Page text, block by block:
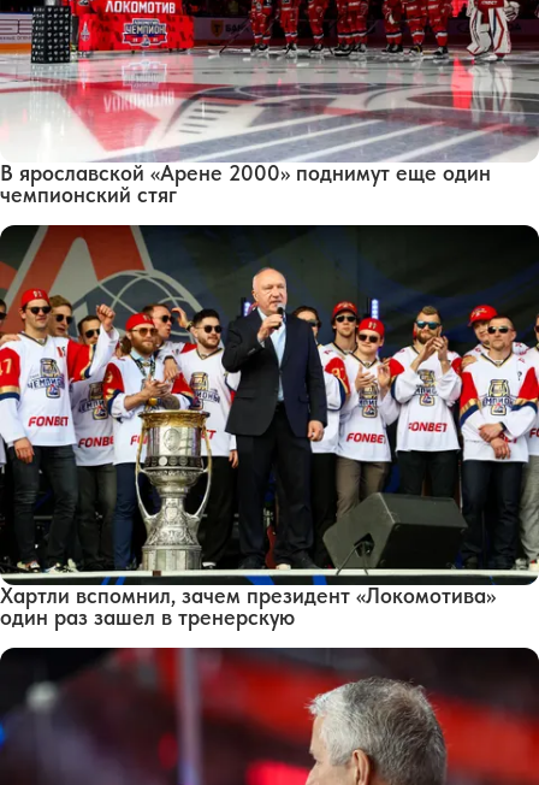
В ярославской «Арене 2000» поднимут еще один
чемпионский стяг
Хартли вспомнил, зачем президент «Локомотива»
один раз зашел в тренерскую